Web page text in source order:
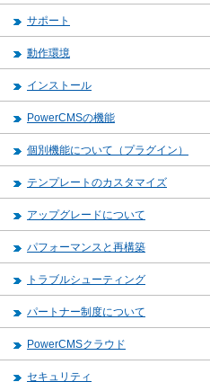
サポート
動作環境
インストール
PowerCMSの機能
個別機能について（プラグイン）
テンプレートのカスタマイズ
アップグレードについて
パフォーマンスと再構築
トラブルシューティング
パートナー制度について
PowerCMSクラウド
セキュリティ